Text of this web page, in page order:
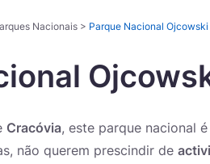
Nacionais > Parque Nacional
Cracóvia, este parque nacional é
não querem prescindir de